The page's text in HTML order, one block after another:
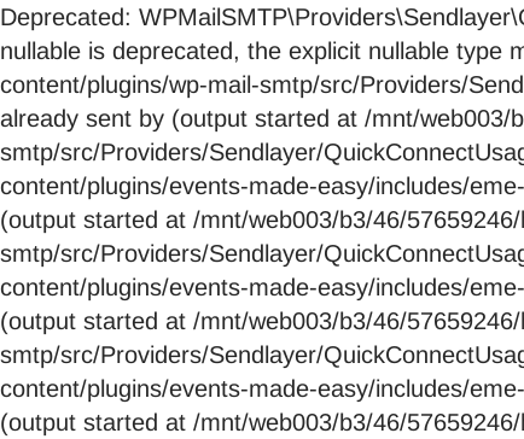
Deprecated:
nullable is deprecated, the explicit nullable type
content/plugins/wp-mail-smtp/src/Providers/
already sent by (output started at /mnt/web003/
smtp/src/Providers/Sendlayer/
content/plugins/events-made-easy/includes/
(output started at /mnt/web003/b3/46/
smtp/src/Providers/Sendlayer/
content/plugins/events-made-easy/includes/
(output started at /mnt/web003/b3/46/
smtp/src/Providers/Sendlayer/
content/plugins/events-made-easy/includes/
(output started at /mnt/web003/b3/46/